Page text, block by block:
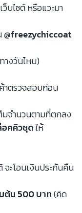
บไซต์ หรือแวะมา
@freezychiccoat
างวันไหน)
าตรวจสอบก่อน
มจำนวนตามที่ตกลง
คคิวชุดให้
ะโอนเงินประกันคืน
ต้น 500 บาท(คิด